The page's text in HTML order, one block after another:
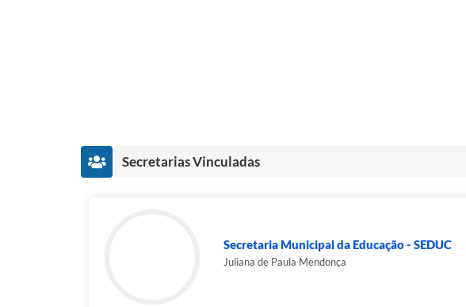
Secretarias Vinculadas
Secretaria Municipal da Educação - SEDUC
Juliana de Paula Mendonça